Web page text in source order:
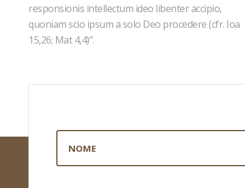
responsionis intellectum ideo libenter accipio,
quoniam scio ipsum a solo Deo procedere (cfr. Ioa
15,26; Mat 4,4)”.